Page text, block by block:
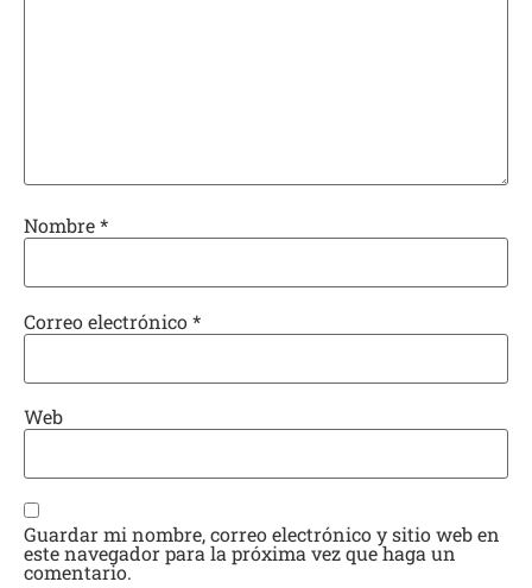
Nombre*
Correo electrónico*
Web
Guardar mi nombre, correo electrónico y sitio web en
este navegador para la próxima vez que haga un
comentario.